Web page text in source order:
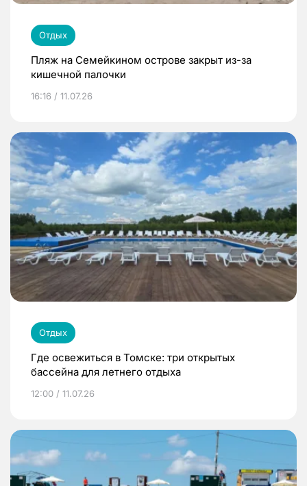
Отдых
Пляж на Семейкином острове закрыт из-за
кишечной палочки
16:16 / 11.07.26
Отдых
Где освежиться в Томске: три открытых
бассейна для летнего отдыха
12:00 / 11.07.26